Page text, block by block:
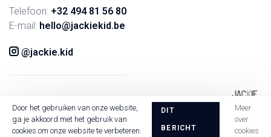
Telefoon: +32 494 81 56 80
E-mail: hello@jackiekid.be
@jackie.kid
Door het gebruiken van onze website,
ga je akkoord met het gebruik van
cookies om onze website te verbeteren.
DIT
BERICHT
Meer
over
cookies